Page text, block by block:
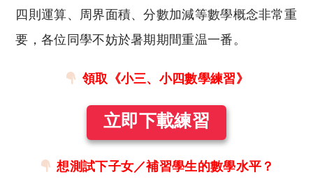
四則運算、周界面積、分數加減等數學概念非常重
要，各位同學不妨於暑期期間重温一番。
領取《小三、小四數學練習》
立即下載練習
想測試下子女／補習學生的數學水平？